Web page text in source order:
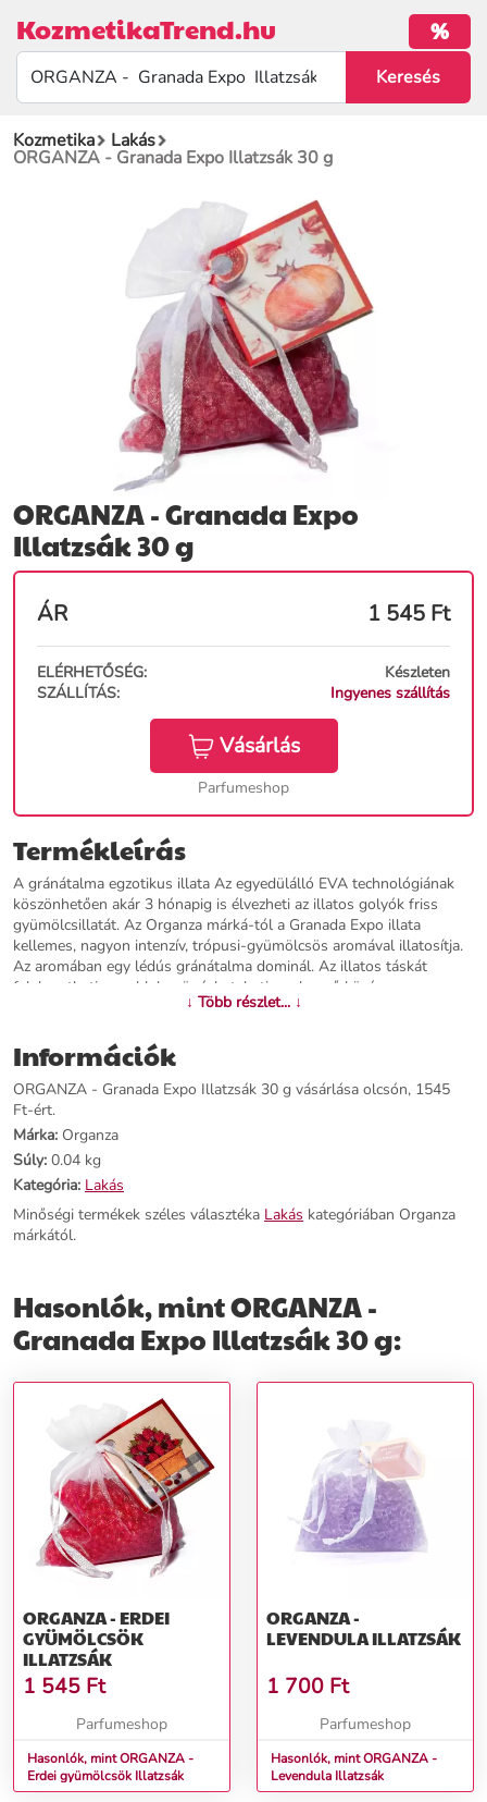
KozmetikaTrend.hu %
Kozmetika Lakás
ORGANZA - Granada Expo Illatzsák 30 g
ORGANZA - Granada Expo
Illatzsák 30 g
ÁR 1 545 Ft
ELÉRHETŐSÉG:
Készleten
SZÁLLÍTÁS:
Ingyenes szállítás
Vásárlás
Parfumeshop
Termékleírás
A gránátalma egzotikus illata Az egyedülálló EVA technológiának
köszönhetően akár 3 hónapig is élvezheti az illatos golyók friss
gyümölcsillatát. Az Organza márká-tól a Granada Expo illata
kellemes, nagyon intenzív, trópusi-gyümölcsös aromával illatosítja.
Az aromában egy lédús gránátalma dominál. Az illatos táskát
felakaszthatja az ablak mögé, beteheti a ruhaneű közé vagy egy
bőröndbe utazás céljából. A maximális illathatást garantáljuk!
További információk>>
↓ Több részlet... ↓
Információk
ORGANZA - Granada Expo Illatzsák 30 g vásárlása olcsón, 1545
Ft-ért.
Márka: Organza
Súly: 0.04 kg
Kategória: Lakás
Minőségi termékek széles választéka Lakás kategóriában Organza
márkától.
Hasonlók, mint ORGANZA -
Granada Expo Illatzsák 30 g:
ORGANZA - ERDEI
GYÜMÖLCSÖK
ILLATZSÁK
1 545 Ft
Parfumeshop
Hasonlók, mint ORGANZA -
Erdei gyümölcsök Illatzsák
ORGANZA -
LEVENDULA ILLATZSÁK
1 700 Ft
Parfumeshop
Hasonlók, mint ORGANZA -
Levendula Illatzsák